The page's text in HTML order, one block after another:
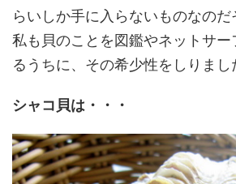
らいしか手に入らないものなのだ
私も貝のことを図鑑やネットサ
るうちに、その希少性をしりまし
シャコ貝は・・・